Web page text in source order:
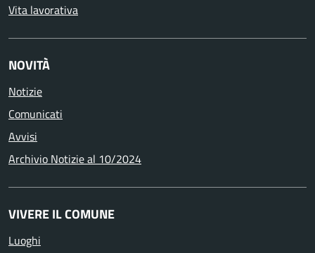
Vita lavorativa
NOVITÀ
Notizie
Comunicati
Avvisi
Archivio Notizie al 10/2024
VIVERE IL COMUNE
Luoghi